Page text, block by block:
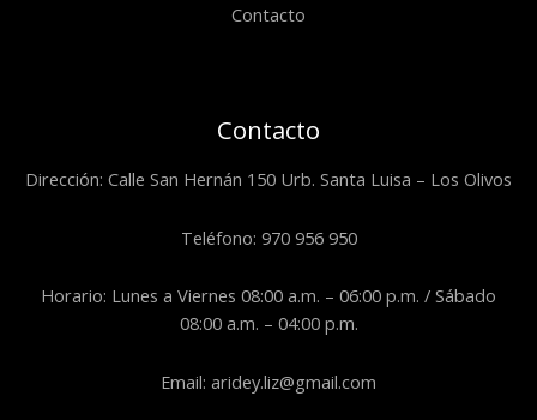
Contacto
Contacto
Dirección: Calle San Hernán 150 Urb. Santa Luisa – Los Olivos
Teléfono: 970 956 950
Horario: Lunes a Viernes 08:00 a.m. – 06:00 p.m. / Sábado
08:00 a.m. – 04:00 p.m.
Email: aridey.liz@gmail.com